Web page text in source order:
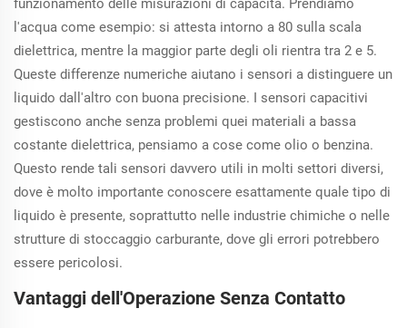
funzionamento delle misurazioni di capacità. Prendiamo
l'acqua come esempio: si attesta intorno a 80 sulla scala
dielettrica, mentre la maggior parte degli oli rientra tra 2 e 5.
Queste differenze numeriche aiutano i sensori a distinguere un
liquido dall'altro con buona precisione. I sensori capacitivi
gestiscono anche senza problemi quei materiali a bassa
costante dielettrica, pensiamo a cose come olio o benzina.
Questo rende tali sensori davvero utili in molti settori diversi,
dove è molto importante conoscere esattamente quale tipo di
liquido è presente, soprattutto nelle industrie chimiche o nelle
strutture di stoccaggio carburante, dove gli errori potrebbero
essere pericolosi.
Vantaggi dell'Operazione Senza Contatto